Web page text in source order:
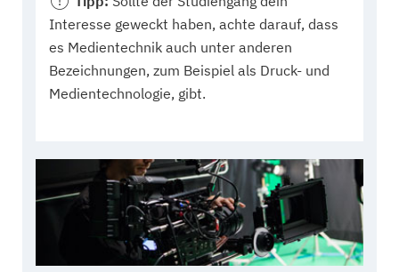
Interesse geweckt haben, achte darauf, dass
es Medientechnik auch unter anderen
Bezeichnungen, zum Beispiel als Druck- und
Medientechnologie, gibt.